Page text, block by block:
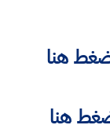
هنا
هنا